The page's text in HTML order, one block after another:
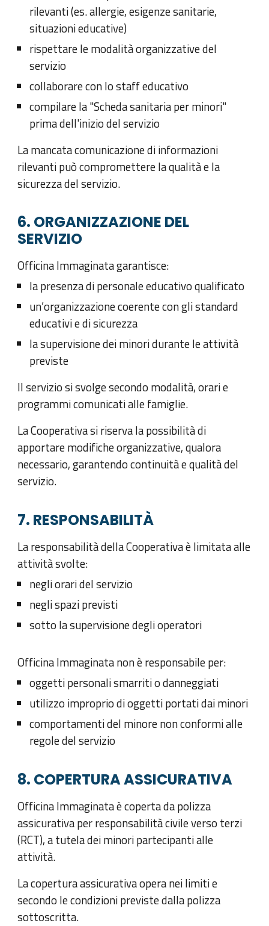
rilevanti (es. allergie, esigenze sanitarie,
situazioni educative)
rispettare le modalità organizzative del
servizio
collaborare con lo staff educativo
compilare la "Scheda sanitaria per minori"
prima dell'inizio del servizio
La mancata comunicazione di informazioni
rilevanti può compromettere la qualità e la
sicurezza del servizio.
6. ORGANIZZAZIONE DEL
SERVIZIO
Officina Immaginata garantisce:
la presenza di personale educativo qualificato
un’organizzazione coerente con gli standard
educativi e di sicurezza
la supervisione dei minori durante le attività
previste
Il servizio si svolge secondo modalità, orari e
programmi comunicati alle famiglie.
La Cooperativa si riserva la possibilità di
apportare modifiche organizzative, qualora
necessario, garantendo continuità e qualità del
servizio.
7. RESPONSABILITÀ
La responsabilità della Cooperativa è limitata alle
attività svolte:
negli orari del servizio
negli spazi previsti
sotto la supervisione degli operatori
Officina Immaginata non è responsabile per:
oggetti personali smarriti o danneggiati
utilizzo improprio di oggetti portati dai minori
comportamenti del minore non conformi alle
regole del servizio
8. COPERTURA ASSICURATIVA
Officina Immaginata è coperta da polizza
assicurativa per responsabilità civile verso terzi
(RCT), a tutela dei minori partecipanti alle
attività.
La copertura assicurativa opera nei limiti e
secondo le condizioni previste dalla polizza
sottoscritta.